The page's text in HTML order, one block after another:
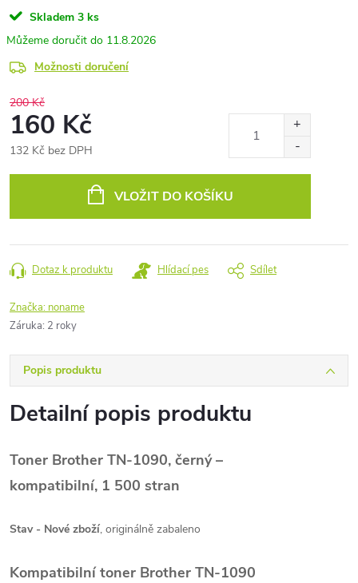
Skladem 3 ks
11.8.2026
Možnosti doručení
200 Kč
160 Kč
132 Kč bez DPH
VLOŽIT DO KOŠÍKU
Dotaz k produktu Hlídací pes Sdílet
Značka: noname
Záruka: 2 roky
Popis produktu
Detailní popis produktu
Toner Brother TN-1090, černý –
kompatibilní, 1 500 stran
Stav - Nové zboží, originálně zabaleno
Kompatibilní toner Brother TN-1090